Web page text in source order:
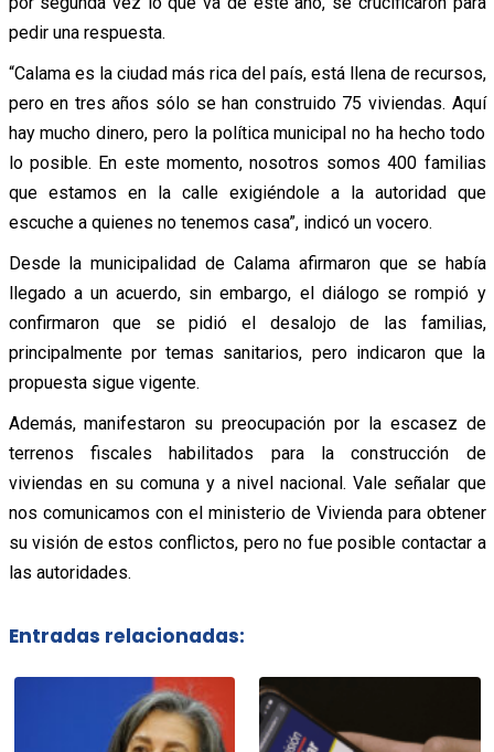
pedir una respuesta.
“Calama es la ciudad más rica del país, está llena de recursos,
pero en tres años sólo se han construido 75 viviendas. Aquí
hay mucho dinero, pero la política municipal no ha hecho todo
lo posible. En este momento, nosotros somos 400 familias
que estamos en la calle exigiéndole a la autoridad que
escuche a quienes no tenemos casa”, indicó un vocero.
Desde la municipalidad de Calama afirmaron que se había
llegado a un acuerdo, sin embargo, el diálogo se rompió y
confirmaron que se pidió el desalojo de las familias,
principalmente por temas sanitarios, pero indicaron que la
propuesta sigue vigente.
Además, manifestaron su preocupación por la escasez de
terrenos fiscales habilitados para la construcción de
viviendas en su comuna y a nivel nacional. Vale señalar que
nos comunicamos con el ministerio de Vivienda para obtener
su visión de estos conflictos, pero no fue posible contactar a
las autoridades.
Entradas relacionadas: